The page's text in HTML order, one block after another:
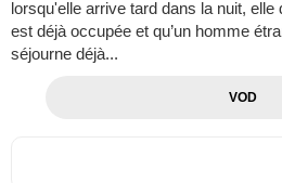
lorsqu'elle arrive tard dans la nuit,
est déjà occupée et qu’un homme
séjourne déjà...
VOD